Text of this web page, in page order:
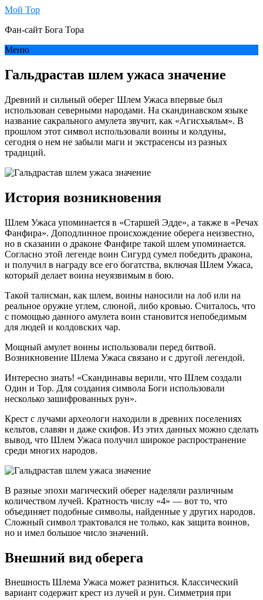
Мой Тор
Фан-сайт Бога Тора
Меню
Гальдрастав шлем ужаса значение
Древний и сильный оберег Шлем Ужаса впервые был
использован северными народами. На скандинавском языке
название сакрального амулета звучит, как «Агисхьяльм». В
прошлом этот символ использовали воины и колдуны,
сегодня о нем не забыли маги и экстрасенсы из разных
традиций.
История возникновения
Шлем Ужаса упоминается в «Старшей Эдде», а также в «Речах
Фанфира». Доподлинное происхождение оберега неизвестно,
но в сказании о драконе Фанфире такой шлем упоминается.
Согласно этой легенде воин Сигурд сумел победить дракона,
и получил в награду все его богатства, включая Шлем Ужаса,
который делает воина неуязвимым в бою.
Такой талисман, как шлем, воины наносили на лоб или на
реальное оружие углем, слюной, либо кровью. Считалось, что
с помощью данного амулета воин становится непобедимым
для людей и колдовских чар.
Мощный амулет воины использовали перед битвой.
Возникновение Шлема Ужаса связано и с другой легендой.
Интересно знать! «Скандинавы верили, что Шлем создали
Один и Тор. Для создания символа Боги использовали
несколько зашифрованных рун».
Крест с лучами археологи находили в древних поселениях
кельтов, славян и даже скифов. Из этих данных можно сделать
вывод, что Шлем Ужаса получил широкое распространение
среди многих народов.
В разные эпохи магический оберег наделяли различным
количеством лучей. Кратность числу «4» — вот то, что
объединяет подобные символы, найденные у других народов.
Сложный символ трактовался не только, как защита воинов,
но и имел большое число значений.
Внешний вид оберега
Внешность Шлема Ужаса может разниться. Классический
вариант содержит крест из лучей и рун. Симметрия при